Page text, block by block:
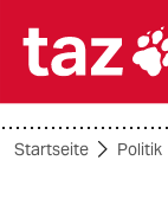

Startseite Politik